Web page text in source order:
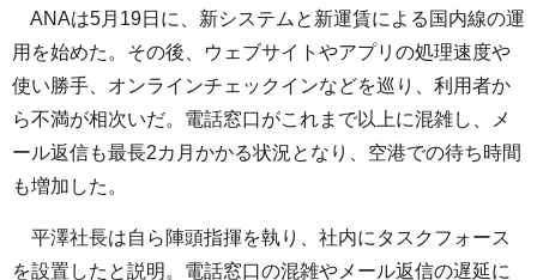
ANAは5月19日に、新システムと新運賃による国内線の運
用を始めた。その後、ウェブサイトやアプリの処理速度や
使い勝手、オンラインチェックインなどを巡り、利用者か
ら不満が相次いだ。電話窓口がこれまで以上に混雑し、メ
ール返信も最長2カ月かかる状況となり、空港での待ち時間
も増加した。
平澤社長は自ら陣頭指揮を執り、社内にタスクフォース
を設置したと説明。電話窓口の混雑やメール返信の遅延に